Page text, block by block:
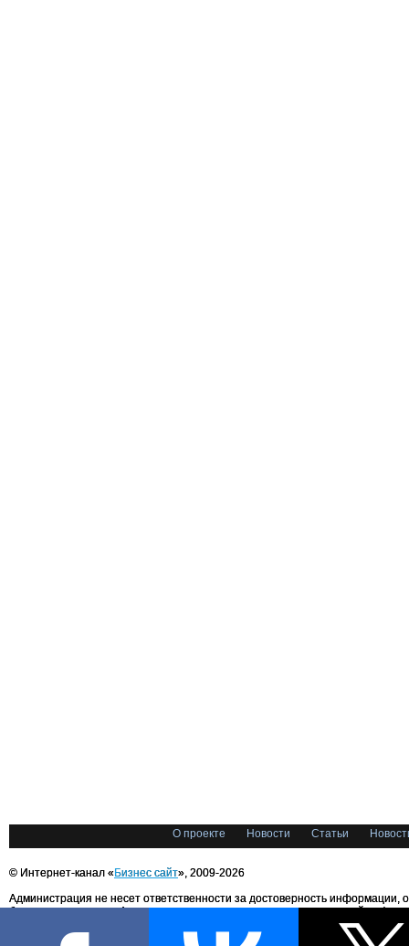
О проекте Новости Статьи
© Интернет-канал «Бизнес сайт», 2009-2026
Администрация не несет ответственности за достоверность информации,
блоггерами портала. Администрация не предоставляет справочной
Все права на любые материалы, опубликованные на сайте, защищены в